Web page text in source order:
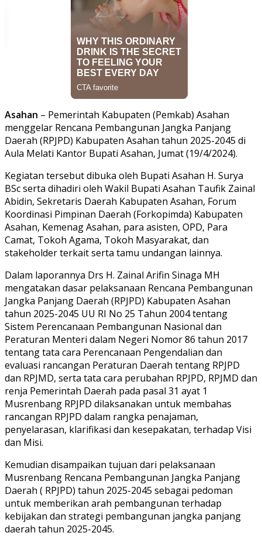
Asahan – Pemerintah Kabupaten (Pemkab) Asahan
menggelar Rencana Pembangunan Jangka Panjang
Daerah (RPJPD) Kabupaten Asahan tahun 2025-2045 di
Aula Melati Kantor Bupati Asahan, Jumat (19/4/2024).
Kegiatan tersebut dibuka oleh Bupati Asahan H. Surya
BSc serta dihadiri oleh Wakil Bupati Asahan Taufik Zainal
Abidin, Sekretaris Daerah Kabupaten Asahan, Forum
Koordinasi Pimpinan Daerah (Forkopimda) Kabupaten
Asahan, Kemenag Asahan, para asisten, OPD, Para
Camat, Tokoh Agama, Tokoh Masyarakat, dan
stakeholder terkait serta tamu undangan lainnya.
Dalam laporannya Drs H. Zainal Arifin Sinaga MH
mengatakan dasar pelaksanaan Rencana Pembangunan
Jangka Panjang Daerah (RPJPD) Kabupaten Asahan
tahun 2025-2045 UU RI No 25 Tahun 2004 tentang
Sistem Perencanaan Pembangunan Nasional dan
Peraturan Menteri dalam Negeri Nomor 86 tahun 2017
tentang tata cara Perencanaan Pengendalian dan
evaluasi rancangan Peraturan Daerah tentang RPJPD
dan RPJMD, serta tata cara perubahan RPJPD, RPJMD dan
renja Pemerintah Daerah pada pasal 31 ayat 1
Musrenbang RPJPD dilaksanakan untuk membahas
rancangan RPJPD dalam rangka penajaman,
penyelarasan, klarifikasi dan kesepakatan, terhadap Visi
dan Misi.
Kemudian disampaikan tujuan dari pelaksanaan
Musrenbang Rencana Pembangunan Jangka Panjang
Daerah ( RPJPD) tahun 2025-2045 sebagai pedoman
untuk memberikan arah pembangunan terhadap
kebijakan dan strategi pembangunan jangka panjang
daerah tahun 2025-2045.